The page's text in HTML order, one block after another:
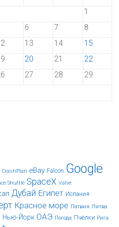
1
6 7
8
13 14
15
20 21
22
27 28
29
CrashPlan eBay Falcon Google
Shuttle SpaceX Valve
Дубай Египет Испания
Красное море Латвия Литва
Нью-Йорк ОАЭ Погода Пчёлки Рига